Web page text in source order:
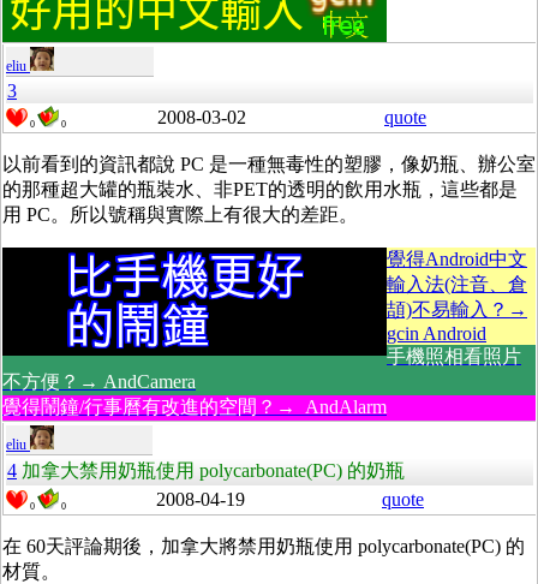
eliu
3
0 0 2008-03-02 quote
以前看到的資訊都說 PC 是一種無毒性的塑膠，像奶瓶、辦公室
的那種超大罐的瓶裝水、非PET的透明的飲用水瓶，這些都是
用 PC。所以號稱與實際上有很大的差距。
覺得Android中文
輸入法(注音、倉
頡)不易輸入？→
gcin Android
手機照相看照片
不方便？→ AndCamera
覺得鬧鐘/行事曆有改進的空間？→ AndAlarm
eliu
4 加拿大禁用奶瓶使用 polycarbonate(PC) 的奶瓶
0 0 2008-04-19 quote
在 60天評論期後，加拿大將禁用奶瓶使用 polycarbonate(PC) 的
材質。